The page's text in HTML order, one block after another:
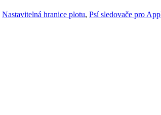
Nastavitelná hranice plotu, Psí sledovače pro